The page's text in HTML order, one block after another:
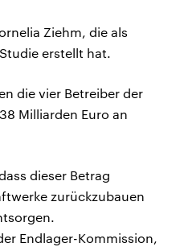
Ziehm, die als
erstellt hat.
die vier Betreiber der
Milliarden Euro an
dieser Betrag
zurückzubauen
Endlager-Kommission,